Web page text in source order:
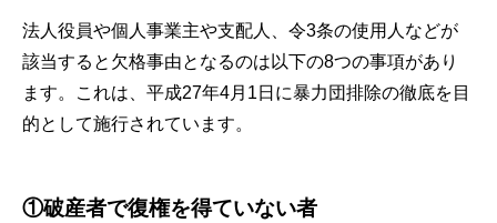
法人役員や個人事業主や支配人、令3条の使用人などが
該当すると欠格事由となるのは以下の8つの事項があり
ます。これは、平成27年4月1日に暴力団排除の徹底を目
的として施行されています。
①破産者で復権を得ていない者